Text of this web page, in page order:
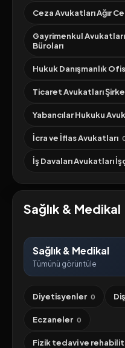
Ceza Avukatları Ağır
Gayrimenkul
Büroları
Hukuk Danışmanlık
Ticaret Avukatları
Yabancılar Hukuku
İcra ve İflas Avukatları
İş Davaları Avukatları
Sağlık & Medikal
Sağlık & Medikal
Tümünü görüntüle
Diyetisyenler 0
Eczaneler 0
Fizik tedavi ve